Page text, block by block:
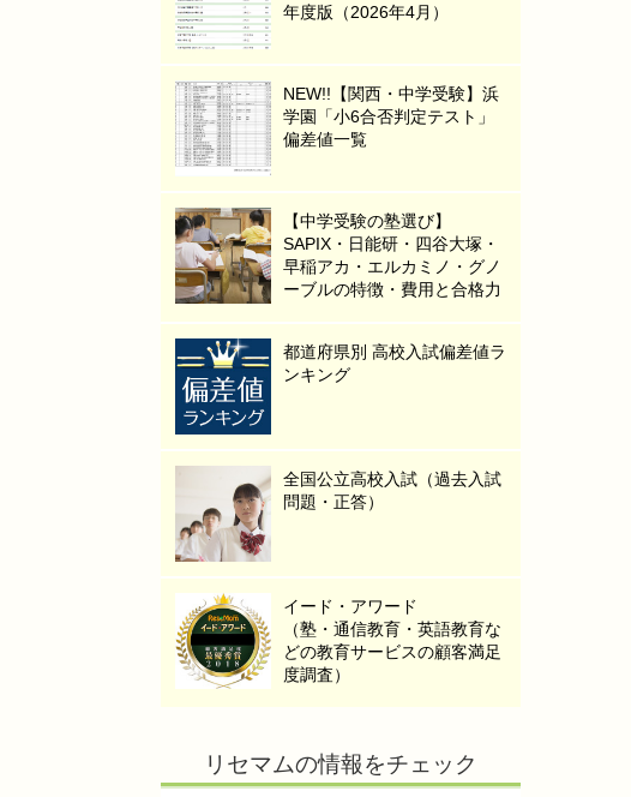
年度版（2026年4月）
NEW!!【関西・中学受験】浜
学園「小6合否判定テスト」
偏差値一覧
【中学受験の塾選び】
SAPIX・日能研・四谷大塚・
早稲アカ・エルカミノ・グノ
ーブルの特徴・費用と合格力
都道府県別 高校入試偏差値ラ
ンキング
全国公立高校入試（過去入試
問題・正答）
イード・アワード
（塾・通信教育・英語教育な
どの教育サービスの顧客満足
度調査）
リセマムの情報をチェック